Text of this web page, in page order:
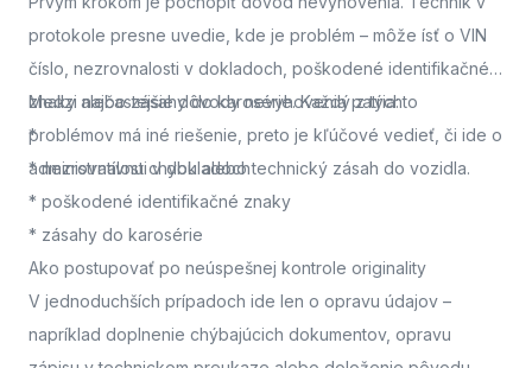
protokole presne uvedie, kde je problém – môže ísť o VIN
číslo, nezrovnalosti v dokladoch, poškodené identifikačné
znaky alebo zásahy do karosérie. Každý z týchto
problémov má iné riešenie, preto je kľúčové vedieť, či ide o
administratívnu chybu alebo technický zásah do vozidla.
Medzi najčastejšie dôvody nevyhovenia patria:
*
* nezrovnalosti v dokladoch
* poškodené identifikačné znaky
* zásahy do karosérie
Ako postupovať po neúspešnej kontrole originality
V jednoduchších prípadoch ide len o opravu údajov –
napríklad doplnenie chýbajúcich dokumentov, opravu